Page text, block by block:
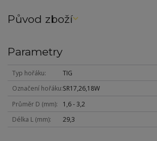
Původ zboží
Parametry
Typ hořáku
TIG
Označení hořáku SR17,26,18W
Průměr D (mm)
1,6 - 3,2
Délka L (mm)
29,3